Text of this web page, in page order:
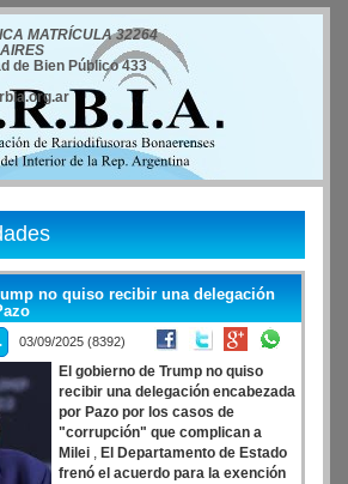
MATRÍCULA 32264
de Bien Público 433
no quiso recibir una delegación
03/09/2025 (8392)
El gobierno de Trump no quiso
recibir una delegación encabezada
por Pazo por los casos de
"corrupción" que complican a
Milei , El Departamento de Estado
frenó el acuerdo para la exención